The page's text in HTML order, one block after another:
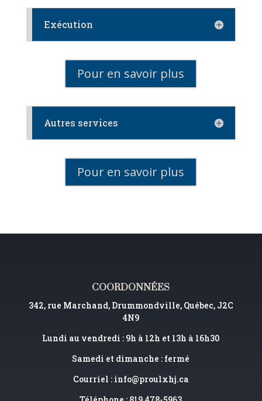
Exécution
Pour en savoir plus
Autres services
Pour en savoir plus
COORDONNÉES
342, rue Marchand, Drummondville, Québec, J2C
4N9
Lundi au vendredi : 9h à 12h et 13h à 16h30
Samedi et dimanche : fermé
Courriel : info@proulxhj.ca